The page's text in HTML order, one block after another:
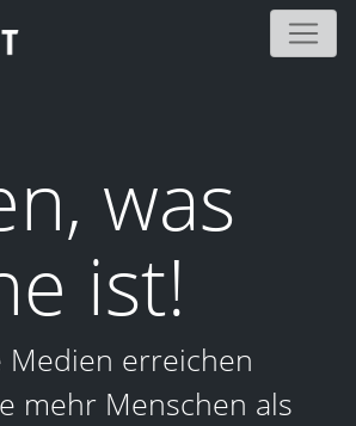
was
ist!
Medien erreichen
mehr Menschen als